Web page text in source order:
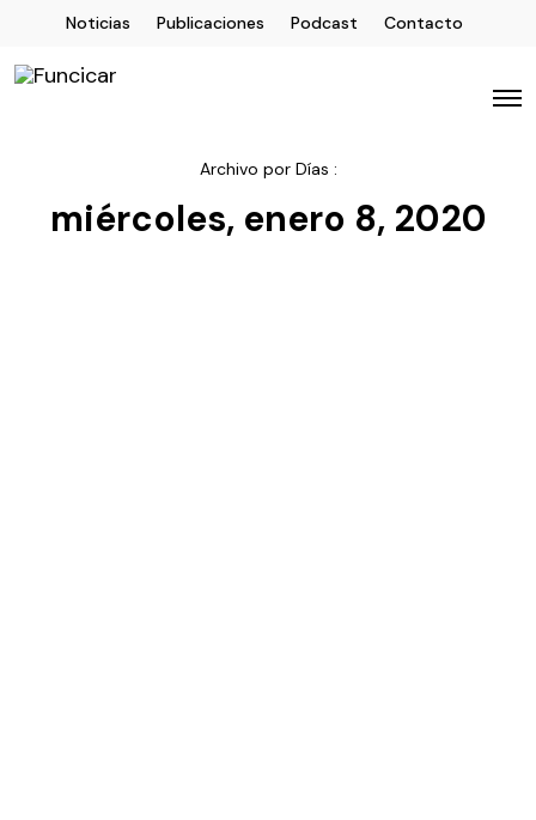
Noticias Publicaciones Podcast Contacto
Archivo por Días :
miércoles, enero 8, 2020